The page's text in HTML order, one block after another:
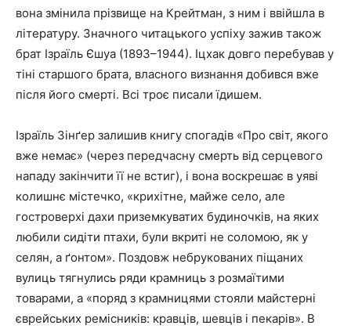
вона змінила прізвище на Крейтман, з ним і ввійшла в
літературу. Значного читацького успіху зажив також
брат Ізраїль Єшуа (1893–1944). Іцхак довго перебував у
тіні старшого брата, власного визнання добився вже
після його смерті. Всі троє писали їдишем.
Ізраїль Зінґер залишив книгу спогадів «Про світ, якого
вже немає» (через передчасну смерть від серцевого
нападу закінчити її не встиг), і вона воскрешає в уяві
колишнє містечко, «крихітне, майже село, але
гостроверхі дахи приземкуватих будиночків, на яких
любили сидіти птахи, були вкриті не соломою, як у
селян, а ґонтом». Поздовж небрукованих піщаних
вулиць тягнулись ряди крамниць з розмаїтими
товарами, а «поряд з крамницями стояли майстерні
єврейських ремісників: кравців, шевців і пекарів». В